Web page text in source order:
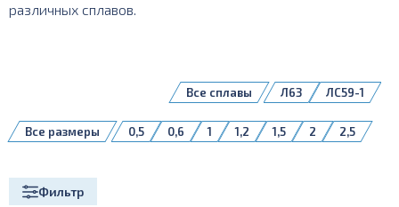
различных сплавов.
Л63 ЛС59-1
Все сплавы
0,5 0,6 1 1,2 1,5 2
2,5
Все размеры
Фильтр